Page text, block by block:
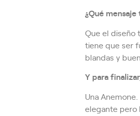
¿Qué
Que el diseño
tiene que ser
blandas y
Y para
Una
elegante pero